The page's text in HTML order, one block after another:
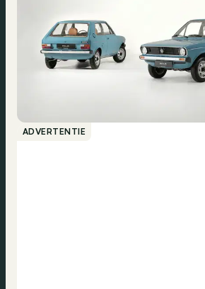
ADVERTENTIE